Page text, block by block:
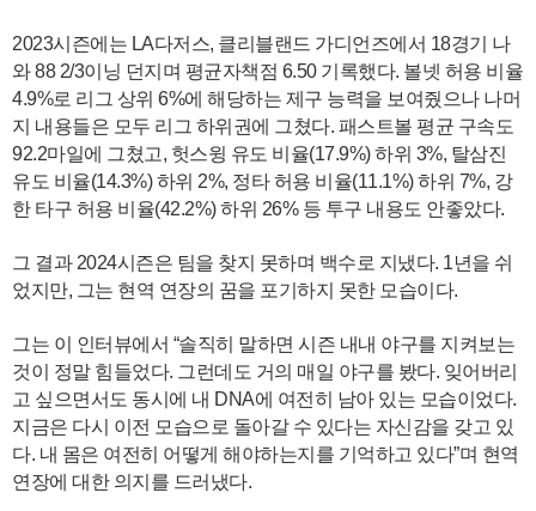
2023시즌에는 LA다저스, 클리블랜드 가디언즈에서 18경기 나
와 88 2/3이닝 던지며 평균자책점 6.50 기록했다. 볼넷 허용 비율
4.9%로 리그 상위 6%에 해당하는 제구 능력을 보여줬으나 나머
지 내용들은 모두 리그 하위권에 그쳤다. 패스트볼 평균 구속도
92.2마일에 그쳤고, 헛스윙 유도 비율(17.9%) 하위 3%, 탈삼진
유도 비율(14.3%) 하위 2%, 정타 허용 비율(11.1%) 하위 7%, 강
한 타구 허용 비율(42.2%) 하위 26% 등 투구 내용도 안좋았다.
그 결과 2024시즌은 팀을 찾지 못하며 백수로 지냈다. 1년을 쉬
었지만, 그는 현역 연장의 꿈을 포기하지 못한 모습이다.
그는 이 인터뷰에서 “솔직히 말하면 시즌 내내 야구를 지켜보는
것이 정말 힘들었다. 그런데도 거의 매일 야구를 봤다. 잊어버리
고 싶으면서도 동시에 내 DNA에 여전히 남아 있는 모습이었다.
지금은 다시 이전 모습으로 돌아갈 수 있다는 자신감을 갖고 있
다. 내 몸은 여전히 어떻게 해야하는지를 기억하고 있다”며 현역
연장에 대한 의지를 드러냈다.